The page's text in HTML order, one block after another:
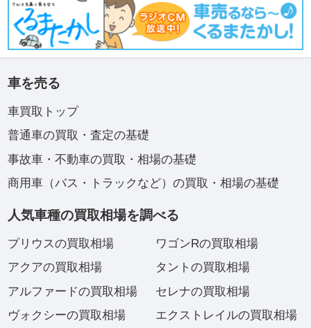
車を売る
車買取トップ
普通車の買取・査定の基礎
事故車・不動車の買取・相場の基礎
商用車（バス・トラックなど）の買取・相場の基礎
人気車種の買取相場を調べる
プリウスの買取相場
アクアの買取相場
アルファードの買取相場
ヴォクシーの買取相場
ワゴンRの買取相場
タントの買取相場
セレナの買取相場
エクストレイルの買取相場